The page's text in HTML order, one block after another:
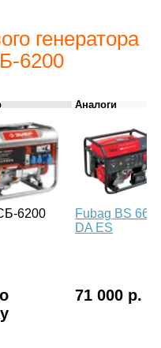
генератора
6200
Аналоги
6200
Fubag BS
DA ES
71 000 р.